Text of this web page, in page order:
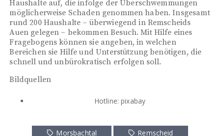
Haushalte auf, die infolge der Überschwemmungen
möglicherweise Schaden genommen haben. Insgesamt
rund 200 Haushalte – überwiegend in Remscheids
Auen gelegen – bekommen Besuch. Mit Hilfe eines
Fragebogens können sie angeben, in welchen
Bereichen sie Hilfe und Unterstützung benötigen, die
schnell und unbürokratisch erfolgen soll.
Bildquellen
Hotline: pixabay
Morsbachtal
Remscheid